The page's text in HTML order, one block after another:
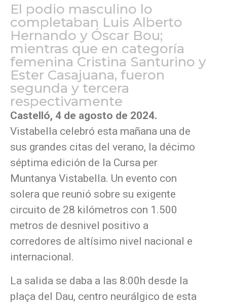
El podio masculino lo
completaban Luis Alberto
Hernando y Óscar Bou;
mientras que en categoría
femenina Cristina Santurino y
Ester Casajuana, fueron
segunda y tercera
respectivamente
Castelló, 4 de agosto de 2024.
Vistabella celebró esta mañana una de
sus grandes citas del verano, la décimo
séptima edición de la Cursa per
Muntanya Vistabella. Un evento con
solera que reunió sobre su exigente
circuito de 28 kilómetros con 1.500
metros de desnivel positivo a
corredores de altísimo nivel nacional e
internacional.
La salida se daba a las 8:00h desde la
plaça del Dau, centro neurálgico de esta